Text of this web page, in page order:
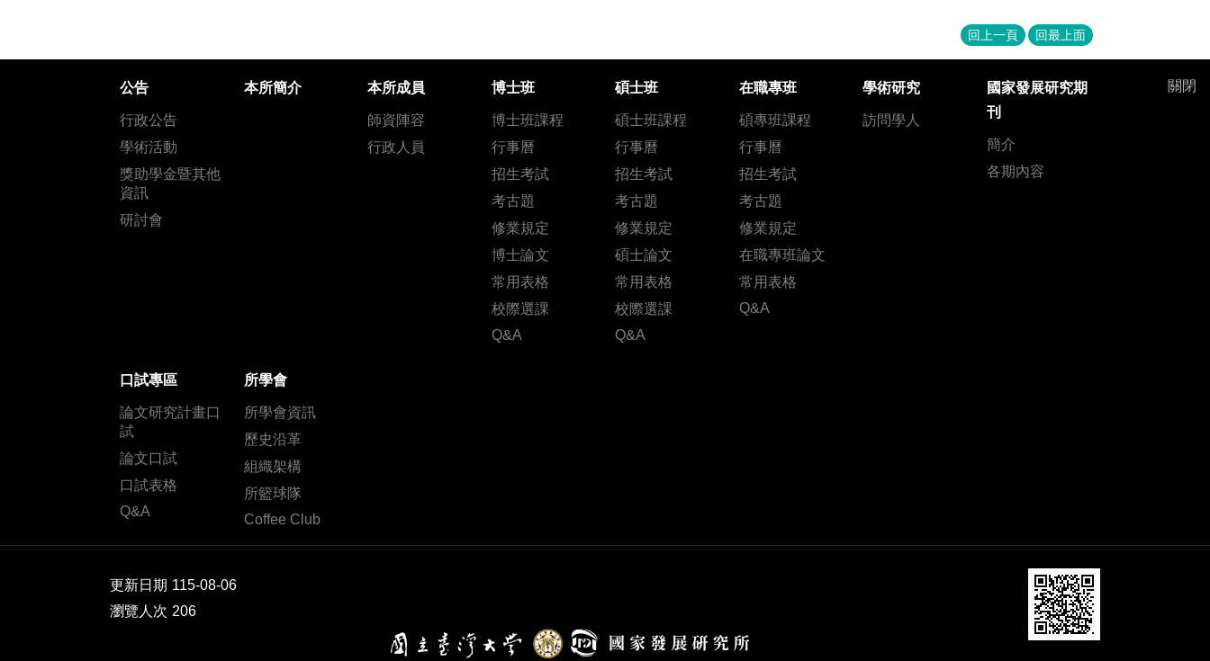
回上一頁 回最上面
關閉
公告
行政公告
學術活動
獎助學金暨其他
資訊
研討會
本所簡介 本所成員
師資陣容
行政人員
博士班
博士班課程
行事曆
招生考試
考古題
修業規定
博士論文
常用表格
校際選課
Q&A
碩士班
碩士班課程
行事曆
招生考試
考古題
修業規定
碩士論文
常用表格
校際選課
Q&A
在職專班
碩專班課程
行事曆
招生考試
考古題
修業規定
在職專班論文
常用表格
Q&A
學術研究
訪問學人
國家發展研究期
刊
簡介
各期內容
口試專區
論文研究計畫口
試
論文口試
口試表格
Q&A
所學會
所學會資訊
歷史沿革
組織架構
所籃球隊
Coffee Club
更新日期 115-08-06
瀏覽人次 206